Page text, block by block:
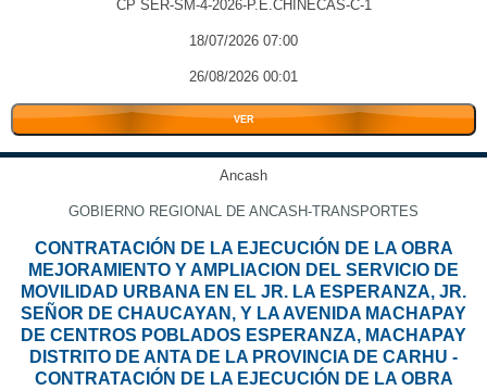
CP SER-SM-4-2026-P.E.CHINECAS-C-1
18/07/2026 07:00
26/08/2026 00:01
VER
Ancash
GOBIERNO REGIONAL DE ANCASH-TRANSPORTES
CONTRATACIÓN DE LA EJECUCIÓN DE LA OBRA
MEJORAMIENTO Y AMPLIACION DEL SERVICIO DE
MOVILIDAD URBANA EN EL JR. LA ESPERANZA, JR.
SEÑOR DE CHAUCAYAN, Y LA AVENIDA MACHAPAY
DE CENTROS POBLADOS ESPERANZA, MACHAPAY
DISTRITO DE ANTA DE LA PROVINCIA DE CARHU -
CONTRATACIÓN DE LA EJECUCIÓN DE LA OBRA